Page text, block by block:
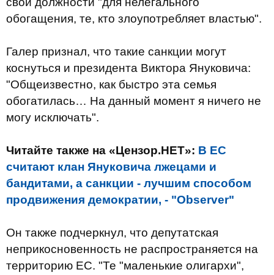
обогащения, те, кто злоупотребляет властью".
Галер признал, что такие санкции могут
коснуться и президента Виктора Януковича:
"Общеизвестно, как быстро эта семья
обогатилась… На данный момент я ничего не
могу исключать".
Читайте также на «Цензор.НЕТ»: В ЕС
считают клан Януковича лжецами и
бандитами, а санкции - лучшим способом
продвижения демократии, - "Observer"
Он также подчеркнул, что депутатская
неприкосновенность не распространяется на
территорию ЕС. "Те "маленькие олигархи",